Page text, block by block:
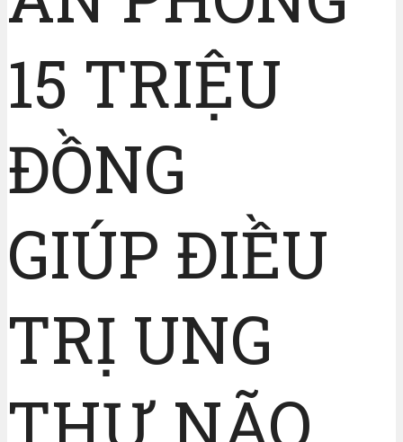
15 TRIỆU
ĐỒNG
GIÚP ĐIỀU
TRỊ UNG
THƯ NÃO